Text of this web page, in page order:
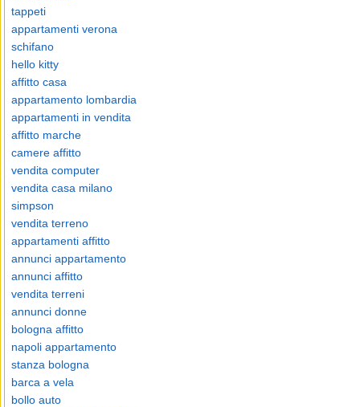
tappeti
appartamenti verona
schifano
hello kitty
affitto casa
appartamento lombardia
appartamenti in vendita
affitto marche
camere affitto
vendita computer
vendita casa milano
simpson
vendita terreno
appartamenti affitto
annunci appartamento
annunci affitto
vendita terreni
annunci donne
bologna affitto
napoli appartamento
stanza bologna
barca a vela
bollo auto